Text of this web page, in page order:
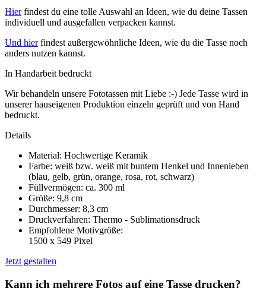
Hierfindest du eine tolle Auswahl an Ideen, wie du deine Tassen
individuell und ausgefallen verpacken kannst.
Und hierfindest außergewöhnliche Ideen, wie du die Tasse noch
anders nutzen kannst.
In Handarbeit bedruckt
Wir behandeln unsere Fototassen mit Liebe :-) Jede Tasse wird in
unserer hauseigenen Produktion einzeln geprüft und von Hand
bedruckt.
Details
Material: Hochwertige Keramik
Farbe: weiß bzw. weiß mit buntem Henkel und Innenleben
(blau, gelb, grün, orange, rosa, rot, schwarz)
Füllvermögen: ca. 300 ml
Größe: 9,8 cm
Durchmesser: 8,3 cm
Druckverfahren: Thermo - Sublimationsdruck
Empfohlene Motivgröße:
1500 x 549 Pixel
Jetzt gestalten
Kann ich mehrere Fotos auf eine Tasse drucken?